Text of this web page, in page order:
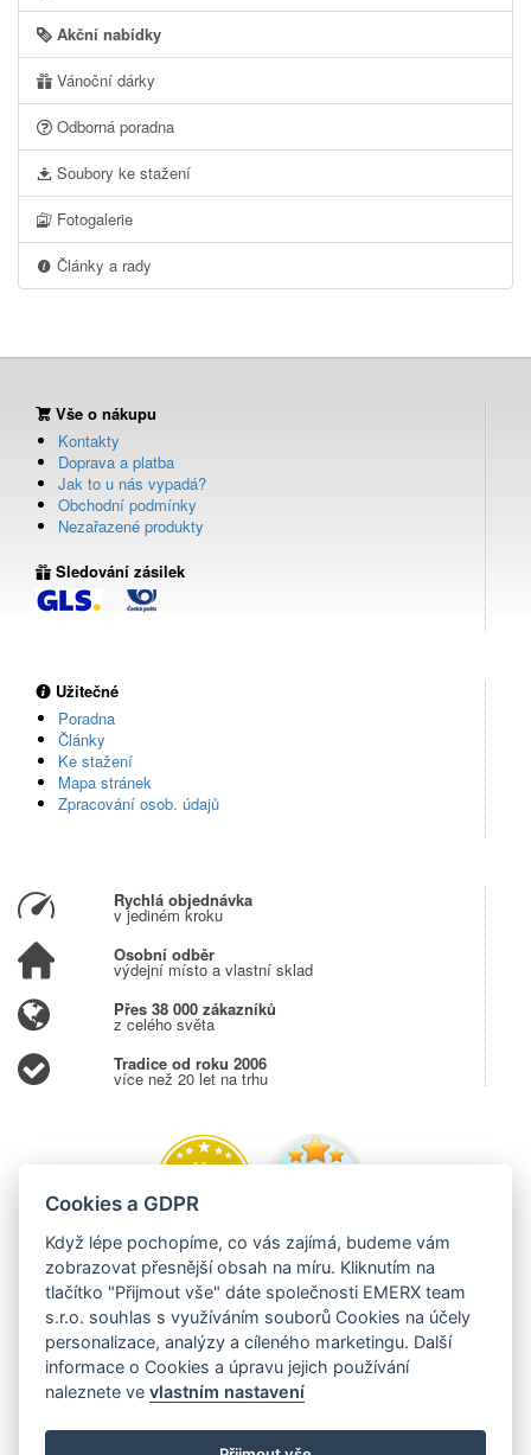
Akční nabídky
Vánoční dárky
Odborná poradna
Soubory ke stažení
Fotogalerie
Články a rady
Vše o nákupu
Kontakty
Doprava a platba
Jak to u nás vypadá?
Obchodní podmínky
Nezařazené produkty
Sledování zásilek
Užitečné
Poradna
Články
Ke stažení
Mapa stránek
Zpracování osob. údajů
Rychlá objednávka
v jediném kroku
Osobní odběr
výdejní místo a vlastní sklad
Přes 38 000 zákazníků
z celého světa
Tradice od roku 2006
více než 20 let na trhu
Cookies a GDPR
Když lépe pochopíme, co vás zajímá, budeme vám
zobrazovat přesnější obsah na míru. Kliknutím na
tlačítko "Přijmout vše" dáte společnosti EMERX team
s.r.o. souhlas s využíváním souborů Cookies na účely
personalizace, analýzy a cíleného marketingu. Další
informace o Cookies a úpravu jejich používání
naleznete vevlastním nastavení